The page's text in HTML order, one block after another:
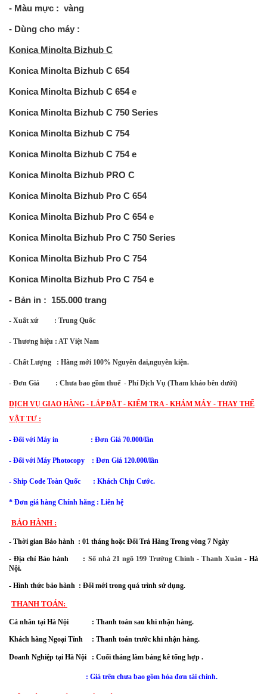
- Màu mực : vàng
- Dùng cho máy :
Konica Minolta Bizhub C
Konica Minolta Bizhub C 654
Konica Minolta Bizhub C 654 e
Konica Minolta Bizhub C 750 Series
Konica Minolta Bizhub C 754
Konica Minolta Bizhub C 754 e
Konica Minolta Bizhub PRO C
Konica Minolta Bizhub Pro C 654
Konica Minolta Bizhub Pro C 654 e
Konica Minolta Bizhub Pro C 750 Series
Konica Minolta Bizhub Pro C 754
Konica Minolta Bizhub Pro C 754 e
- Bản in : 155.000 trang
- Xuất xứ : Trung Quốc
- Thương hiệu : AT Việt Nam
- Chất Lượng : Hàng mới 100% Nguyên đai,nguyên kiện.
- Đơn Giá : Chưa bao gồm thuế - Phí Dịch Vụ (Tham khảo bên dưới)
DỊCH VỤ GIAO HÀNG - LẮP ĐẶT - KIỂM TRA - KHÁM MÁY - THAY THẾ
VẬT TƯ :
- Đối với Máy in : Đơn Giá 70.000/lần
- Đối với Máy Photocopy : Đơn Giá 120.000/lần
- Ship Code Toàn Quốc : Khách Chịu Cước.
* Đơn giá hàng Chính hãng : Liên hệ
BẢO HÀNH :
- Thời gian Bảo hành  : 01 tháng hoặc Đổi Trả Hàng Trong vòng 7 Ngày
- Địa chỉ Bảo hành      : Số nhà 21 ngõ 199 Trường Chinh - Thanh Xuân - Hà
Nội.
- Hình thức bảo hành  : Đổi mới trong quá trình sử dụng.
THANH TOÁN:
Cá nhân tại Hà Nội             : Thanh toán sau khi nhận hàng.
Khách hàng Ngoại Tỉnh     : Thanh toán trước khi nhận hàng.
Doanh Nghiệp tại Hà Nội   : Cuối tháng làm bảng kê tổng hợp .
: Giá trên chưa bao gồm hóa đơn tài chính.